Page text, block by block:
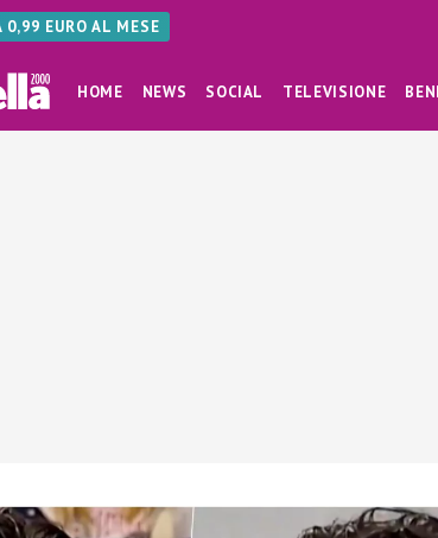
EURO AL MESE
HOME NEWS SOCIAL TELEVISIONE